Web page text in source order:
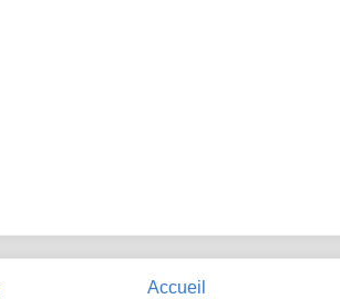
Accueil